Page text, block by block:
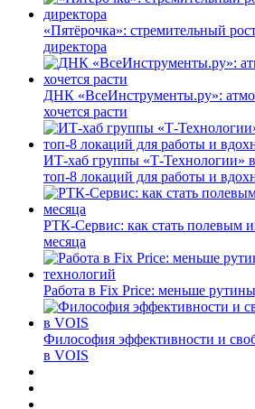
«Пятёрочка»: стремительный
директора
ДНК «ВсеИнструменты.ру»:
хочется расти
ИТ-хаб группы «Т-Технологии»
топ-8 локаций для работы и
РТК-Сервис: как стать полевым
месяца
Работа в Fix Price: меньше
Философия эффективности и
в VOIS